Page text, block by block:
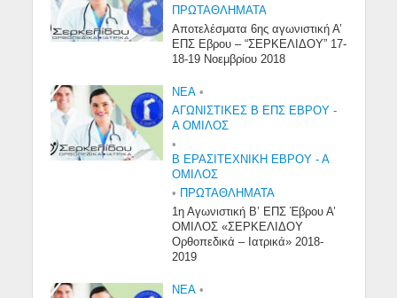
ΠΡΩΤΑΘΛΉΜΑΤΑ
Αποτελέσματα 6ης αγωνιστική Α’
ΕΠΣ Εβρου – “ΣΕΡΚΕΛΙΔΟΥ” 17-
18-19 Νοεμβρίου 2018
NEA •
ΑΓΩΝΙΣΤΙΚΕΣ Β ΕΠΣ ΕΒΡΟΥ -
Α ΟΜΙΛΟΣ
•
Β ΕΡΑΣΙΤΕΧΝΙΚΉ ΈΒΡΟΥ - Α
ΌΜΙΛΟΣ
•
ΠΡΩΤΑΘΛΉΜΑΤΑ
1η Αγωνιστική Β’ ΕΠΣ Έβρου Α’
ΟΜΙΛΟΣ «ΣΕΡΚΕΛΙΔΟΥ
Ορθοπεδικά – Ιατρικά» 2018-
2019
NEA •